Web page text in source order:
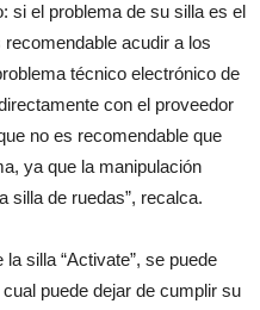
si el problema de su silla es el
acudir a los
técnico electrónico de
con el proveedor
no es recomendable que
ya que la manipulación
silla de ruedas”, recalca.
silla “Activate”, se puede
puede dejar de cumplir su